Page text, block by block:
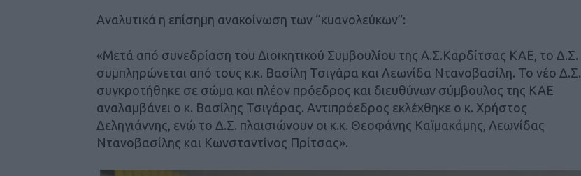
Αναλυτικά η επίσημη ανακοίνωση των “κυανολεύκων”:
«Μετά από συνεδρίαση του Διοικητικού Συμβουλίου της Α.Σ.Καρδίτσας ΚΑΕ, το Δ.Σ.
συμπληρώνεται από τους κ.κ. Βασίλη Τσιγάρα και Λεωνίδα Ντανοβασίλη. Το νέο Δ.Σ.
συγκροτήθηκε σε σώμα και πλέον πρόεδρος και διευθύνων σύμβουλος της ΚΑΕ
αναλαμβάνει ο κ. Βασίλης Τσιγάρας. Αντιπρόεδρος εκλέχθηκε ο κ. Χρήστος
Δεληγιάννης, ενώ το Δ.Σ. πλαισιώνουν οι κ.κ. Θεοφάνης Καϊμακάμης, Λεωνίδας
Ντανοβασίλης και Κωνσταντίνος Πρίτσας».